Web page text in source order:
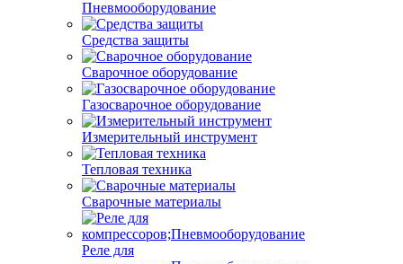
Пневмооборудование
Средства защиты
Сварочное оборудование
Газосварочное оборудование
Измерительный инструмент
Тепловая техника
Сварочные материалы
Реле для